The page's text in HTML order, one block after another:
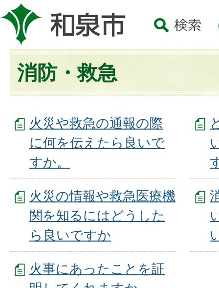
消防・救急
火災や救急の通報の際
に何を伝えたら良いで
すか。
火災の情報や救急医療機
関を知るにはどうした
ら良いですか
火事にあったことを証